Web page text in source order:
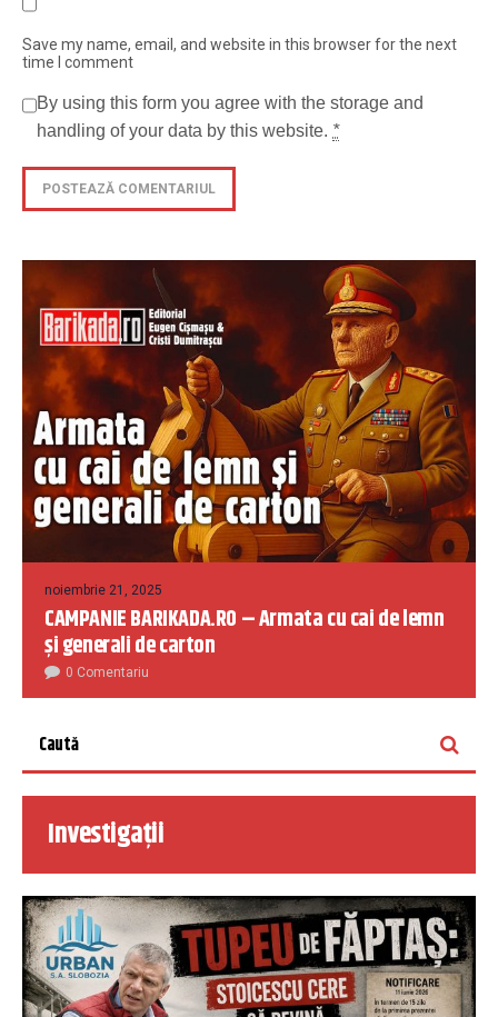
Save my name, email, and website in this browser for the next
time I comment
By using this form you agree with the storage and
handling of your data by this website. *
noiembrie 21, 2025
CAMPANIE BARIKADA.RO – Armata cu cai de lemn
și generali de carton
0 Comentariu
Investigații